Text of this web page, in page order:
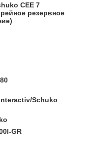
CEE 7
резервное
Schuko
GR